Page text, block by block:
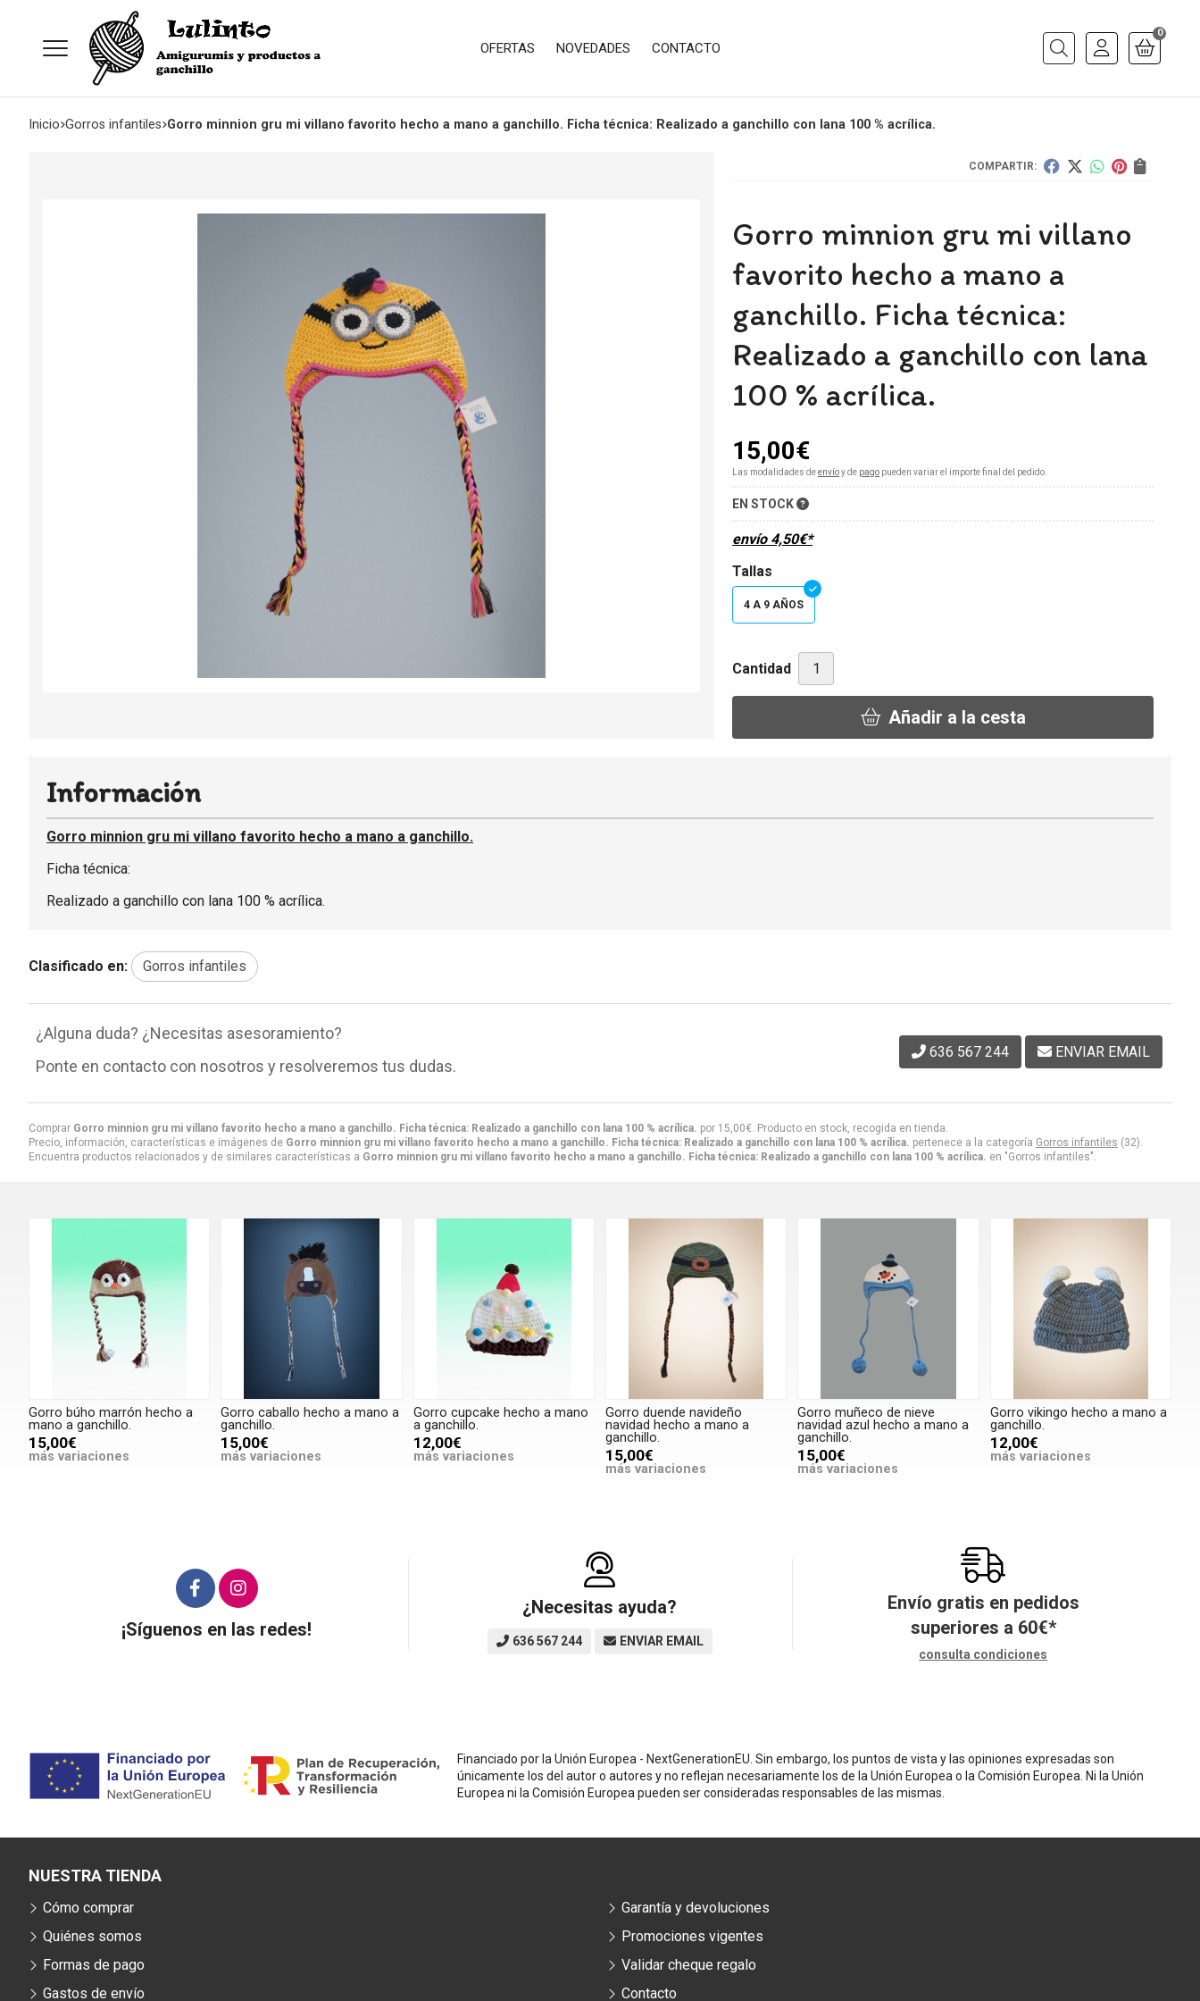
OFERTAS NOVEDADES CONTACTO
Buscar
0
Inicio gorros infantiles Gorro minnion gru mi villano favorito hecho a mano a ganchillo. Ficha técnica: Realizado a ganchillo con lana 100 % acrílica.
COMPARTIR:
Gorro minnion gru mi villano
favorito hecho a mano a
ganchillo. Ficha técnica:
Realizado a ganchillo con lana
100 % acrílica.
15,00€
Las modalidades deenvíoy de pago pueden variar el importe final del pedido.
EN STOCK
envío 4,50€*
Tallas
4 A 9 AÑOS
Cantidad
Añadir a la cesta
Comprar Gorro minnion gru mi villano favorito hecho a mano a ganchillo. Ficha técnica: Realizado a ganchillo con lana 100 % acrílica. por 15,00€. Producto en stock, recogida en tienda.
Precio, información, características e imágenes de Gorro minnion gru mi villano favorito hecho a mano a ganchillo. Ficha técnica: Realizado a ganchillo con lana 100 % acrílica. pertenece a la categoría Gorros infantiles (32).
Encuentra productos relacionados y de similares características a Gorro minnion gru mi villano favorito hecho a mano a ganchillo. Ficha técnica: Realizado a ganchillo con lana 100 % acrílica. en "Gorros infantiles".
Información
Gorro minnion gru mi villano favorito hecho a mano a ganchillo.
Ficha técnica:
Realizado a ganchillo con lana 100 % acrílica.
Clasificado en: Gorros infantiles
¿Alguna duda? ¿Necesitas asesoramiento?
Ponte en contacto con nosotros y resolveremos tus dudas.
636 567 244 ENVIAR EMAIL
Gorro búho marrón hecho a
mano a ganchillo.
15,00€
más variaciones
Gorro caballo hecho a mano a
ganchillo.
15,00€
más variaciones
Gorro cupcake hecho a mano
a ganchillo.
12,00€
más variaciones
Gorro duende navideño
navidad hecho a mano a
ganchillo.
15,00€
más variaciones
Gorro muñeco de nieve
navidad azul hecho a mano a
ganchillo.
15,00€
más variaciones
Gorro vikingo hecho a mano a
ganchillo.
12,00€
más variaciones
¡Síguenos en las redes!
¿Necesitas ayuda?
636 567 244 ENVIAR EMAIL
Envío gratis en pedidos
superiores a 60€*
consulta condiciones
Financiado por la Unión Europea - NextGenerationEU. Sin embargo, los puntos de vista y las opiniones expresadas son
únicamente los del autor o autores y no reflejan necesariamente los de la Unión Europea o la Comisión Europea. Ni la Unión
Europea ni la Comisión Europea pueden ser consideradas responsables de las mismas.
NUESTRA TIENDA
Cómo comprar
Quiénes somos
Formas de pago
Gastos de envío
Garantía y devoluciones
Promociones vigentes
Validar cheque regalo
Contacto